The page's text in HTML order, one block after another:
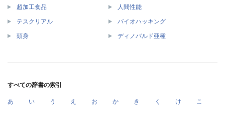
超加工食品 人間性能
テスクリアル バイオハッキング
頭身 ディノバルド亜種
すべての辞書の索引
あ い う え お か き く け こ